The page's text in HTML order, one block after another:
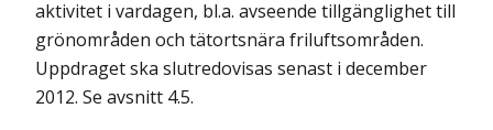
aktivitet i vardagen, bl.a. avseende tillgänglighet till
grönområden och tätortsnära friluftsområden.
Uppdraget ska slutredovisas senast i december
2012. Se avsnitt 4.5.